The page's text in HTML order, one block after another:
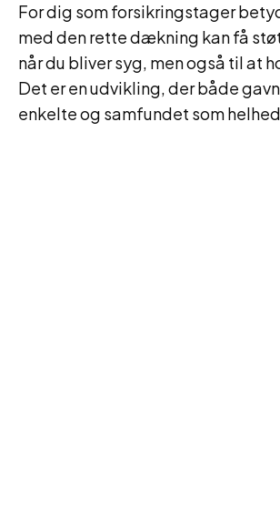
For dig som forsikringstager
med den rette dækning kan få
når du bliver syg, men også til at
Det er en udvikling, der både
enkelte og samfundet som